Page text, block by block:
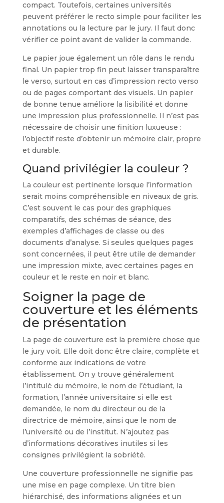
compact. Toutefois, certaines universités
peuvent préférer le recto simple pour faciliter les
annotations ou la lecture par le jury. Il faut donc
vérifier ce point avant de valider la commande.
Le papier joue également un rôle dans le rendu
final. Un papier trop fin peut laisser transparaître
le verso, surtout en cas d’impression recto verso
ou de pages comportant des visuels. Un papier
de bonne tenue améliore la lisibilité et donne
une impression plus professionnelle. Il n’est pas
nécessaire de choisir une finition luxueuse :
l’objectif reste d’obtenir un mémoire clair, propre
et durable.
Quand privilégier la couleur ?
La couleur est pertinente lorsque l’information
serait moins compréhensible en niveaux de gris.
C’est souvent le cas pour des graphiques
comparatifs, des schémas de séance, des
exemples d’affichages de classe ou des
documents d’analyse. Si seules quelques pages
sont concernées, il peut être utile de demander
une impression mixte, avec certaines pages en
couleur et le reste en noir et blanc.
Soigner la page de
couverture et les éléments
de présentation
La page de couverture est la première chose que
le jury voit. Elle doit donc être claire, complète et
conforme aux indications de votre
établissement. On y trouve généralement
l’intitulé du mémoire, le nom de l’étudiant, la
formation, l’année universitaire si elle est
demandée, le nom du directeur ou de la
directrice de mémoire, ainsi que le nom de
l’université ou de l’institut. N’ajoutez pas
d’informations décoratives inutiles si les
consignes privilégient la sobriété.
Une couverture professionnelle ne signifie pas
une mise en page complexe. Un titre bien
hiérarchisé, des informations alignées et un